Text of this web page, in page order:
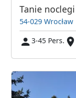
54-029 Wrocław
3-45 Pers.